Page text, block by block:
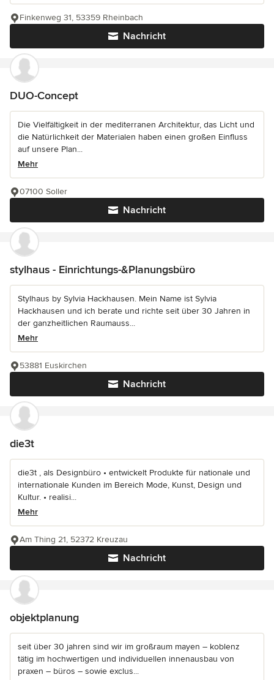
Nachricht
Finkenweg 31, 53359 Rheinbach
DUO-Concept
Die Vielfältigkeit in der mediterranen Architektur, das Licht und
die Natürlichkeit der Materialen haben einen großen Einfluss
auf unsere Plan...
Mehr
Nachricht
07100 Soller
stylhaus - Einrichtungs-&Planungsbüro
Stylhaus by Sylvia Hackhausen. Mein Name ist Sylvia
Hackhausen und ich berate und richte seit über 30 Jahren in
der ganzheitlichen Raumauss...
Mehr
Nachricht
53881 Euskirchen
die3t
die3t , als Designbüro • entwickelt Produkte für nationale und
internationale Kunden im Bereich Mode, Kunst, Design und
Kultur. • realisi...
Mehr
Nachricht
Am Thing 21, 52372 Kreuzau
objektplanung
seit über 30 jahren sind wir im großraum mayen – koblenz
tätig im hochwertigen und individuellen innenausbau von
praxen – büros – sowie exclus...